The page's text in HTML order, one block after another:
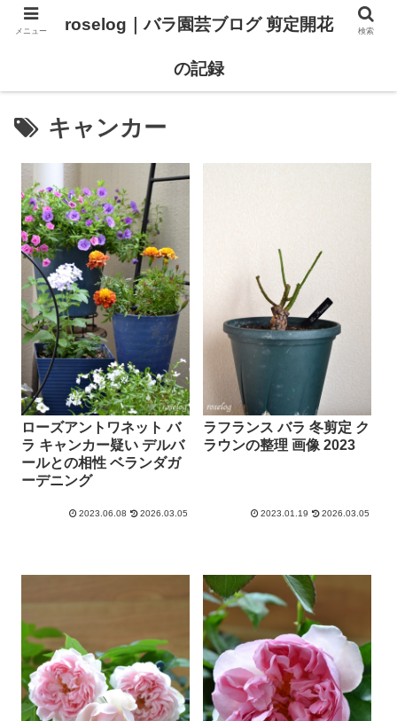
キャンカー
ローズアントワネット バ
ラ キャンカー疑い デルバ
ールとの相性 ベランダガ
ーデニング
2023.06.08 2026.03.05
ラフランス バラ 冬剪定 ク
ラウンの整理 画像 2023
2023.01.19 2026.03.05
メニュー roselog｜バラ園芸ブログ 剪定開花
の記録
検索